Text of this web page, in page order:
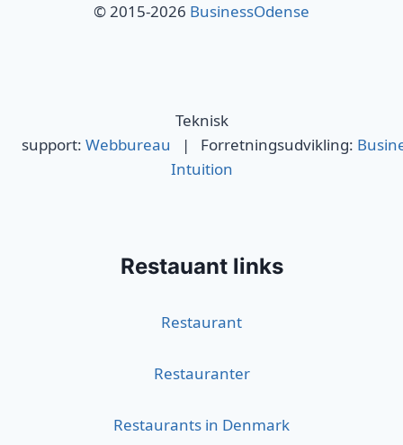
© 2015-2026 BusinessOdense
Teknisk
support: Webbureau | Forretningsudvikling:
Intuition
Restauant links
Restaurant
Restauranter
Restaurants in Denmark